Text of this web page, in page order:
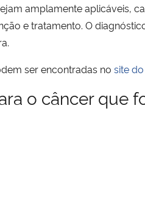
amplamente aplicáveis,
e tratamento. O
ser encontradas no site
o câncer que